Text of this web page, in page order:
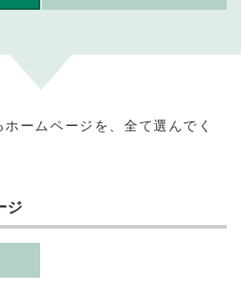
ームページを、全て選んでく
ジ